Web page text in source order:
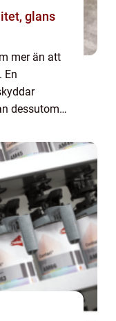
glans
mer än att
En
dessutom